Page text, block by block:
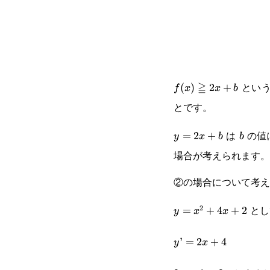
f(x)\geqq2x+b
f(x) ≧ 2x + b とい
とです。
y=2x+b
y = 2x + b は b
bの値
場合が考えられます
②の場合について考え
y=x^2+4x+2
y = x2 + 4x + 2 と
y’=2x+4
y’ = 2x + 4